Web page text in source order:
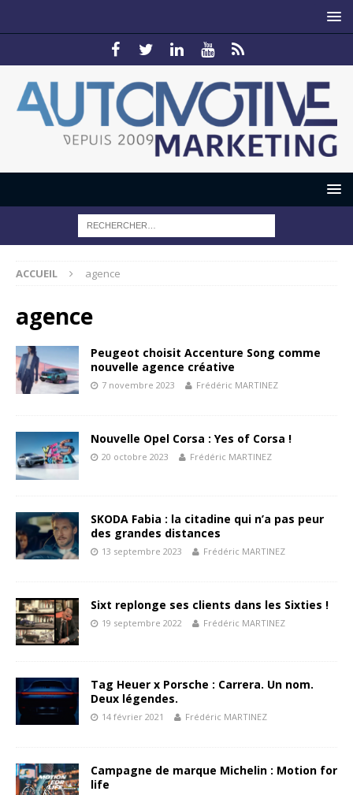
ACCUEIL agence
agence
Peugeot choisit Accenture Song comme
nouvelle agence créative
7 novembre 2023 Frédéric MARTINEZ
Nouvelle Opel Corsa : Yes of Corsa !
20 octobre 2023 Frédéric MARTINEZ
SKODA Fabia : la citadine qui n’a pas peur
des grandes distances
13 septembre 2023 Frédéric MARTINEZ
Sixt replonge ses clients dans les Sixties !
19 septembre 2022 Frédéric MARTINEZ
Tag Heuer x Porsche : Carrera. Un nom.
Deux légendes.
14 février 2021 Frédéric MARTINEZ
Campagne de marque Michelin : Motion for
life